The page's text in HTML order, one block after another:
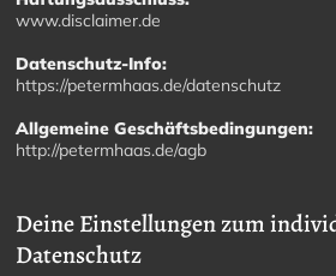
www.disclaimer.de
Datenschutz-Info:
https://petermhaas.de/datenschutz
Allgemeine Geschäftsbedingungen:
http://petermhaas.de/agb
Deine Einstellungen zum
Datenschutz